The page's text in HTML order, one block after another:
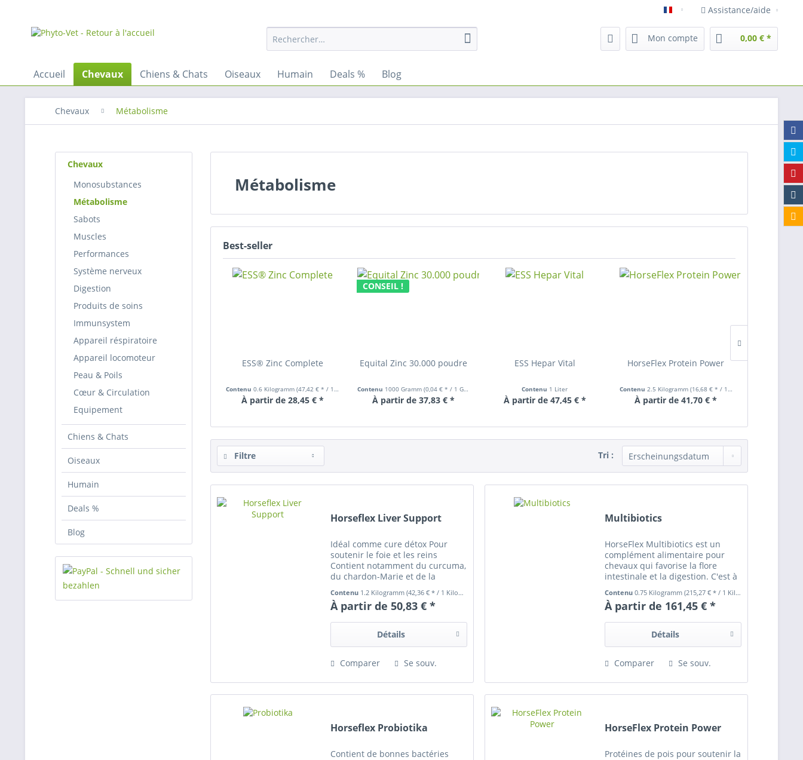
Francais Assistance/aide
Mon compte 0,00 € *
Accueil Chevaux Chiens & Chats Oiseaux Humain Deals % Blog
Chevaux Métabolisme
Chevaux
Monosubstances
Métabolisme
Sabots
Muscles
Performances
Système nerveux
Digestion
Produits de soins
Immunsystem
Appareil réspiratoire
Appareil locomoteur
Peau & Poils
Cœur & Circulation
Equipement
Chiens & Chats
Oiseaux
Humain
Deals %
Blog
Métabolisme
Best-seller
ESS® Zinc Complete
Contenu 0.6 Kilogramm (47,42 € * / 1 Kilogramm)
À partir de 28,45 € *
CONSEIL !
Equital Zinc 30.000 poudre
Contenu 1000 Gramm (0,04 € * / 1 Gramm)
À partir de 37,83 € *
ESS Hepar Vital
Contenu 1 Liter
À partir de 47,45 € *
HorseFlex Protein Power
Contenu 2.5 Kilogramm (16,68 € * / 1 Kilogramm)
À partir de 41,70 € *
Filtre Tri :
Horseflex Liver Support
Idéal comme cure détox Pour
soutenir le foie et les reins
Contient notamment du curcuma,
du chardon-Marie et de la
colorants, sans arômes artificiels
Contenu 1.2 Kilogramm(42,36 € * / 1 Kilogramm)
À partir de 50,83 € *
Détails
Comparer Se souv.
Multibiotics
HorseFlex Multibiotics est un
complément alimentaire pour
chevaux qui favorise la flore
intestinale et la digestion. C'est à
probiotique et un postbiotique
qui contribue également à la
vitalité générale et au...
Contenu0.75 Kilogramm(215,27 € * / 1 Kilogramm)
À partir de 161,45 € *
Détails
Comparer Se souv.
Horseflex Probiotika
Contient de bonnes bactéries
HorseFlex Protein Power
Protéines de pois pour soutenir la